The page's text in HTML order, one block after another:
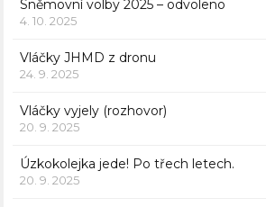
Sněmovní volby 2025 – odvoleno
4. 10. 2025
Vláčky JHMD z dronu
24. 9. 2025
Vláčky vyjely (rozhovor)
20. 9. 2025
Úzkokolejka jede! Po třech letech.
20. 9. 2025